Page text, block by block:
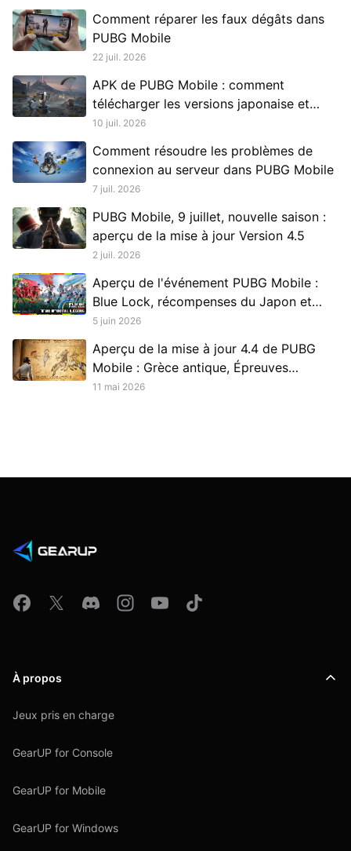
Comment réparer les faux dégâts dans
PUBG Mobile
22 juil. 2026
APK de PUBG Mobile : comment
télécharger les versions japonaise et
coréenne
10 juil. 2026
Comment résoudre les problèmes de
connexion au serveur dans PUBG Mobile
7 juil. 2026
PUBG Mobile, 9 juillet, nouvelle saison :
aperçu de la mise à jour Version 4.5
2 juil. 2026
Aperçu de l'événement PUBG Mobile :
Blue Lock, récompenses du Japon et
Saison Flame on Football
5 juin 2026
Aperçu de la mise à jour 4.4 de PUBG
Mobile : Grèce antique, Épreuves
héroïques et plus encore
11 mai 2026
À propos
Jeux pris en charge
GearUP for Console
GearUP for Mobile
GearUP for Windows